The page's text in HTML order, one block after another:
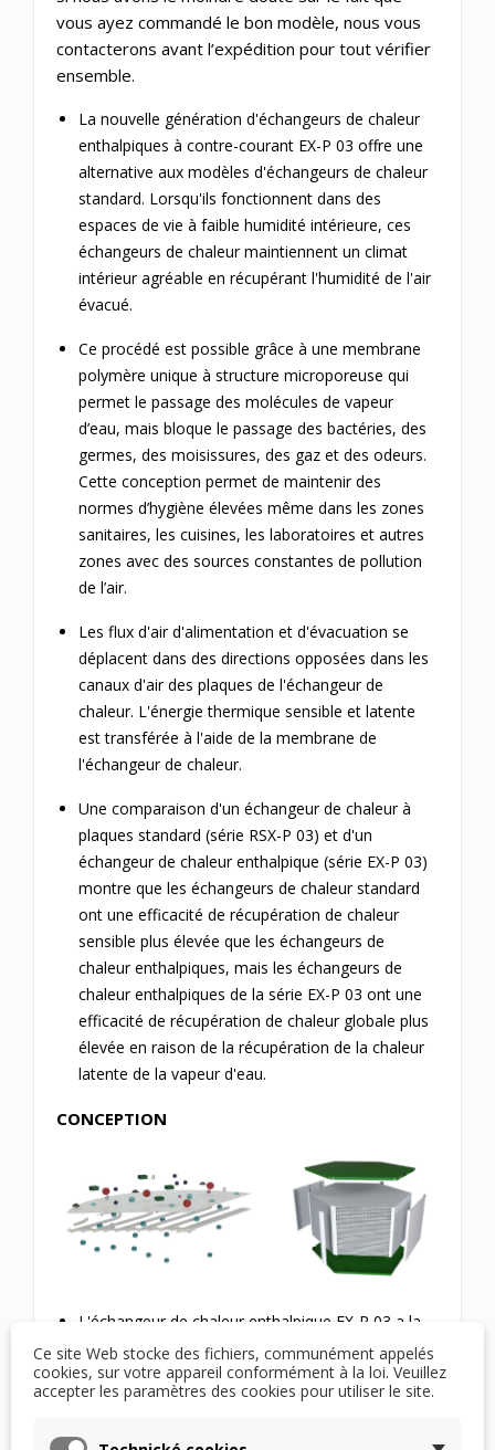
vous ayez commandé le bon modèle, nous vous
contacterons avant l’expédition pour tout vérifier
ensemble.
La nouvelle génération d'échangeurs de chaleur
enthalpiques à contre-courant EX-P 03 offre une
alternative aux modèles d'échangeurs de chaleur
standard. Lorsqu'ils fonctionnent dans des
espaces de vie à faible humidité intérieure, ces
échangeurs de chaleur maintiennent un climat
intérieur agréable en récupérant l'humidité de l'air
évacué.
Ce procédé est possible grâce à une membrane
polymère unique à structure microporeuse qui
permet le passage des molécules de vapeur
d’eau, mais bloque le passage des bactéries, des
germes, des moisissures, des gaz et des odeurs.
Cette conception permet de maintenir des
normes d’hygiène élevées même dans les zones
sanitaires, les cuisines, les laboratoires et autres
zones avec des sources constantes de pollution
de l’air.
Les flux d'air d'alimentation et d'évacuation se
déplacent dans des directions opposées dans les
canaux d'air des plaques de l'échangeur de
chaleur. L'énergie thermique sensible et latente
est transférée à l'aide de la membrane de
l'échangeur de chaleur.
Une comparaison d'un échangeur de chaleur à
plaques standard (série RSX-P 03) et d'un
échangeur de chaleur enthalpique (série EX-P 03)
montre que les échangeurs de chaleur standard
ont une efficacité de récupération de chaleur
sensible plus élevée que les échangeurs de
chaleur enthalpiques, mais les échangeurs de
chaleur enthalpiques de la série EX-P 03 ont une
efficacité de récupération de chaleur globale plus
élevée en raison de la récupération de la chaleur
latente de la vapeur d'eau.
CONCEPTION
L'échangeur de chaleur enthalpique EX-P 03 a la
même forme que l'échangeur standard RSX-P 03,
il n'y a donc aucun problème pour son
remplacement.
La géométrie des lattes est développée pour
Ce site Web stocke des fichiers, communément appelés
cookies, sur votre appareil conformément à la loi. Veuillez
accepter les paramètres des cookies pour utiliser le site.